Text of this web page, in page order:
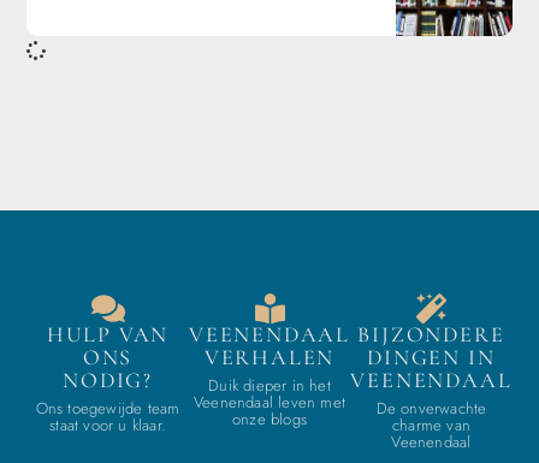
HULP VAN
ONS
NODIG?
Ons toegewijde team
staat voor u klaar.
VEENENDAAL
VERHALEN
Duik dieper in het
Veenendaal leven met
onze blogs
BIJZONDERE
DINGEN IN
VEENENDAAL
De onverwachte
charme van
Veenendaal